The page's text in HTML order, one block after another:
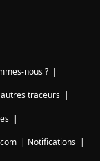
nous ? |
traceurs|
|
| Notifications |